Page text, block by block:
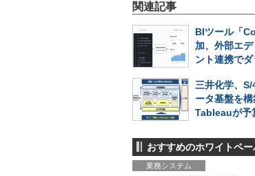
関連記事
BIツール「
加、外部エ
ント連携で
三井化学、
ータ基盤を
Tableauが予
おすすめのホワイトペ
業務システム